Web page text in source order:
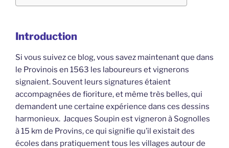
Introduction
Si vous suivez ce blog, vous savez maintenant que dans
le Provinois en 1563 les laboureurs et vignerons
signaient. Souvent leurs signatures étaient
accompagnées de fioriture, et même très belles, qui
demandent une certaine expérience dans ces dessins
harmonieux. Jacques Soupin est vigneron à Sognolles
à 15 km de Provins, ce qui signifie qu’il existait des
écoles dans pratiquement tous les villages autour de